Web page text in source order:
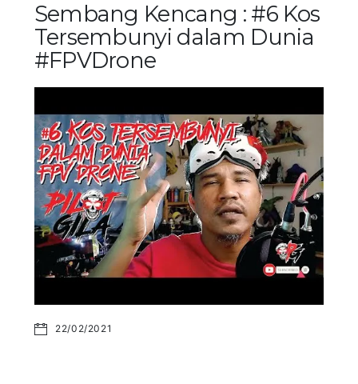
Sembang Kencang : #6 Kos
Tersembunyi dalam Dunia
#FPVDrone
22/02/2021